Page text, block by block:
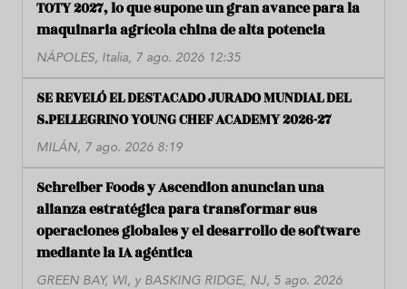
TOTY 2027, lo que supone un gran avance para la
maquinaria agrícola china de alta potencia
NÁPOLES, Italia, 7 ago. 2026 12:35
SE REVELÓ EL DESTACADO JURADO MUNDIAL DEL
S.PELLEGRINO YOUNG CHEF ACADEMY 2026-27
MILÁN, 7 ago. 2026 8:19
Schreiber Foods y Ascendion anuncian una
alianza estratégica para transformar sus
operaciones globales y el desarrollo de software
mediante la IA agéntica
GREEN BAY, WI, y BASKING RIDGE, NJ, 5 ago. 2026